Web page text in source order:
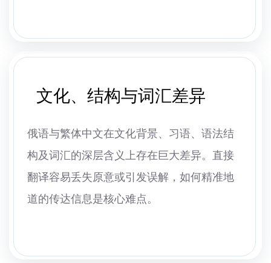
文化、结构与词汇差异
俄语与繁体中文在文化背景、习语、语法结
构及词汇的深层含义上存在巨大差异。直接
翻译容易丢失原意或引发误解，如何精准地
道的传达信息是核心难点。